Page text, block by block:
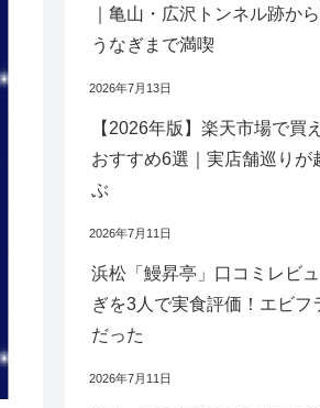
｜亀山・広沢トンネル跡か
うなぎまで満喫
2026年7月13日
【2026年版】楽天市場で買
おすすめ6選｜実店舗巡りが
ぶ
2026年7月11日
浜松「鰻昇亭」口コミレビ
ぎを3人で実食評価！エビフ
だった
2026年7月11日